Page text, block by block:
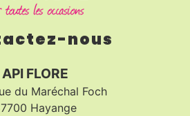
nous
API FLORE
du Maréchal Foch
Hayange